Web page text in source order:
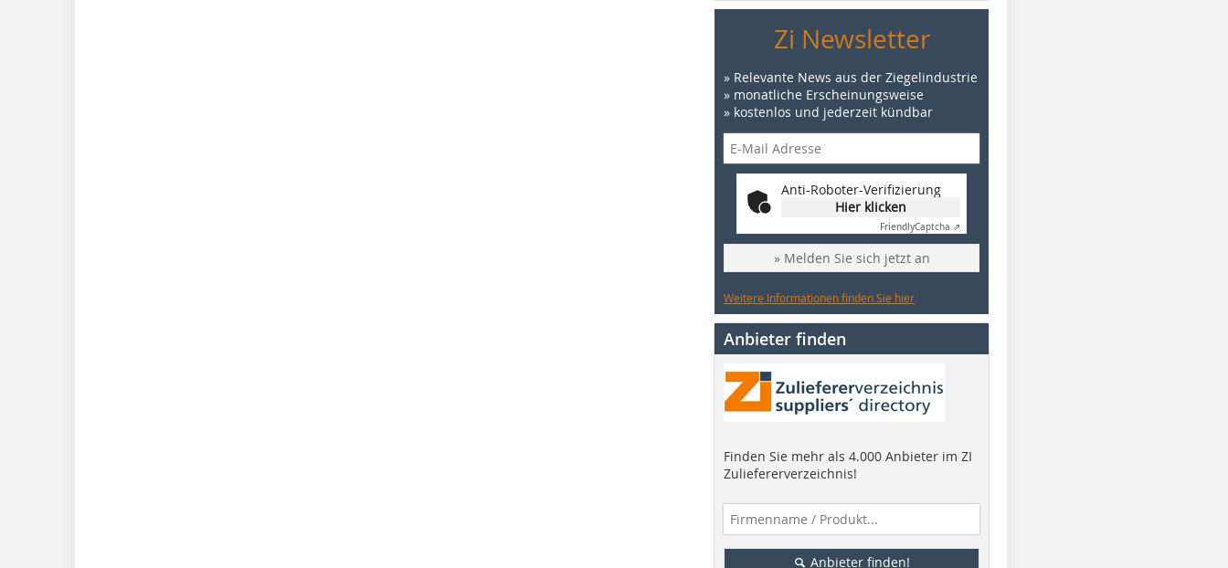
Zi Newsletter
» Relevante News aus der Ziegelindustrie
» monatliche Erscheinungsweise
» kostenlos und jederzeit kündbar
Anti-Roboter-Verifizierung
Hier klicken
FriendlyCaptcha ⇗
» Melden Sie sich jetzt an
Weitere Informationen finden Sie hier
Anbieter finden
Finden Sie mehr als 4.000 Anbieter im ZI
Zuliefererverzeichnis!
Anbieter finden!